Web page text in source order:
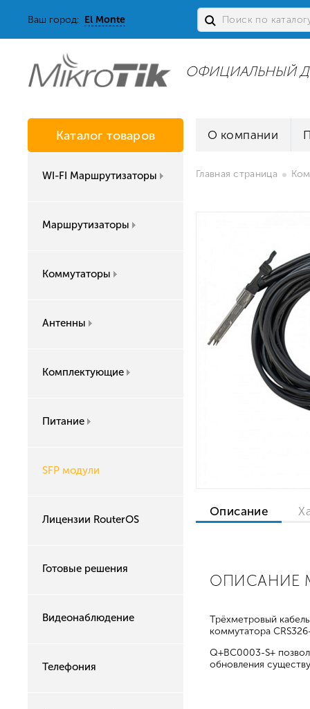
Ваш город: El Monte
ОФИЦИАЛЬНЫЙ
Каталог товаров
WI-FI Маршрутизаторы
Маршрутизаторы
Коммутаторы
Антенны
Комплектующие
Питание
SFP модули
Лицензии RouterOS
Готовые решения
Видеонаблюдение
Телефония
О компании
Главная страница
Описание
ОПИСАНИЕ
Трёхметровый
коммутатора
Q+BC0003-S+
обновления